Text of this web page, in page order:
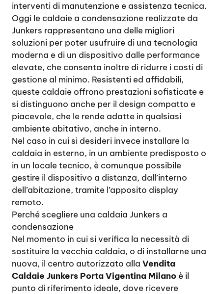
interventi di manutenzione e assistenza tecnica.
Oggi le caldaie a condensazione realizzate da
Junkers rappresentano una delle migliori
soluzioni per poter usufruire di una tecnologia
moderna e di un dispositivo dalle performance
elevate, che consenta inoltre di ridurre i costi di
gestione al minimo. Resistenti ed affidabili,
queste caldaie offrono prestazioni sofisticate e
si distinguono anche per il design compatto e
piacevole, che le rende adatte in qualsiasi
ambiente abitativo, anche in interno.
Nel caso in cui si desideri invece installare la
caldaia in esterno, in un ambiente predisposto o
in un locale tecnico, è comunque possibile
gestire il dispositivo a distanza, dall’interno
dell’abitazione, tramite l’apposito display
remoto.
Perché scegliere una caldaia Junkers a
condensazione
Nel momento in cui si verifica la necessità di
sostituire la vecchia caldaia, o di installarne una
nuova, il centro autorizzato alla Vendita
Caldaie Junkers Porta Vigentina Milano è il
punto di riferimento ideale, dove ricevere